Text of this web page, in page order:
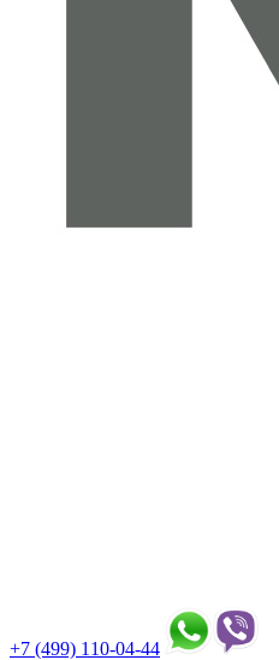
+7 (499) 110-04-44